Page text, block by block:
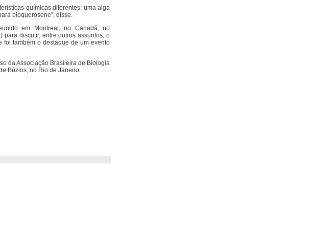
químicas diferentes; uma alga
bioquerosene”, disse.
em Montreal, no Canadá, no
para discutir, entre outros assuntos, o
foi também o destaque de um evento
da Associação Brasileira de Biologia
Búzios, no Rio de Janeiro.